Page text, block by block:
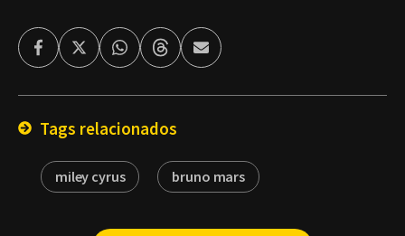
FacebookTwitterWhatsappThreadsEnviar
por
Tags relacionados
miley cyrus bruno mars